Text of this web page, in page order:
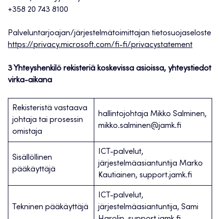
+358 20 743 8100
Palveluntarjoajan/järjestelmätoimittajan tietosuojaseloste
https://privacy.microsoft.com/fi-fi/privacystatement
3 Yhteyshenkilö rekisteriä koskevissa asioissa, yhteystiedot
virka-aikana
Rekisteristä vastaava
johtaja tai prosessin
omistaja
hallintojohtaja Mikko Salminen,
mikko.salminen@jamk.fi
Sisällöllinen
pääkäyttäjä
ICT-palvelut,
järjestelmäasiantuntija Marko
Kautiainen, support.jamk.fi
Tekninen pääkäyttäjä
ICT-palvelut,
järjestelmäasiantuntija, Sami